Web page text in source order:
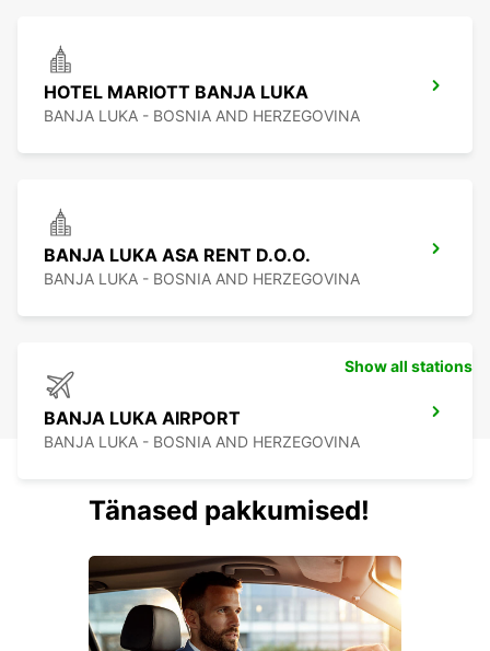
HOTEL MARIOTT BANJA LUKA
BANJA LUKA - BOSNIA AND HERZEGOVINA
BANJA LUKA ASA RENT D.O.O.
BANJA LUKA - BOSNIA AND HERZEGOVINA
BANJA LUKA AIRPORT
BANJA LUKA - BOSNIA AND HERZEGOVINA
Show all stations
Tänased pakkumised!